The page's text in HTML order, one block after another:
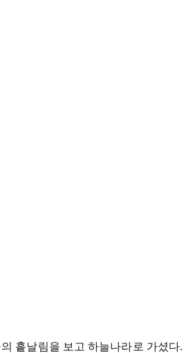
흩날림을 보고 하늘나라로 가셨다.